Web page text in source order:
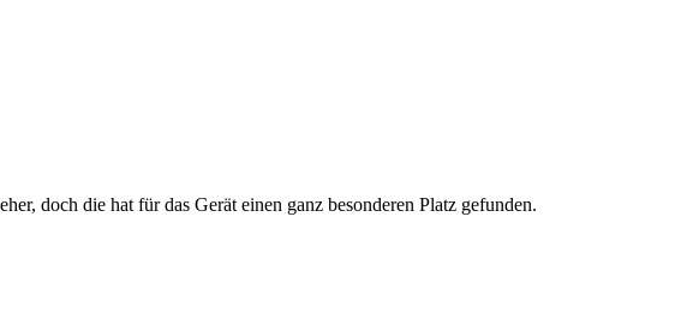
doch die hat für das Gerät einen ganz besonderen Platz gefunden.